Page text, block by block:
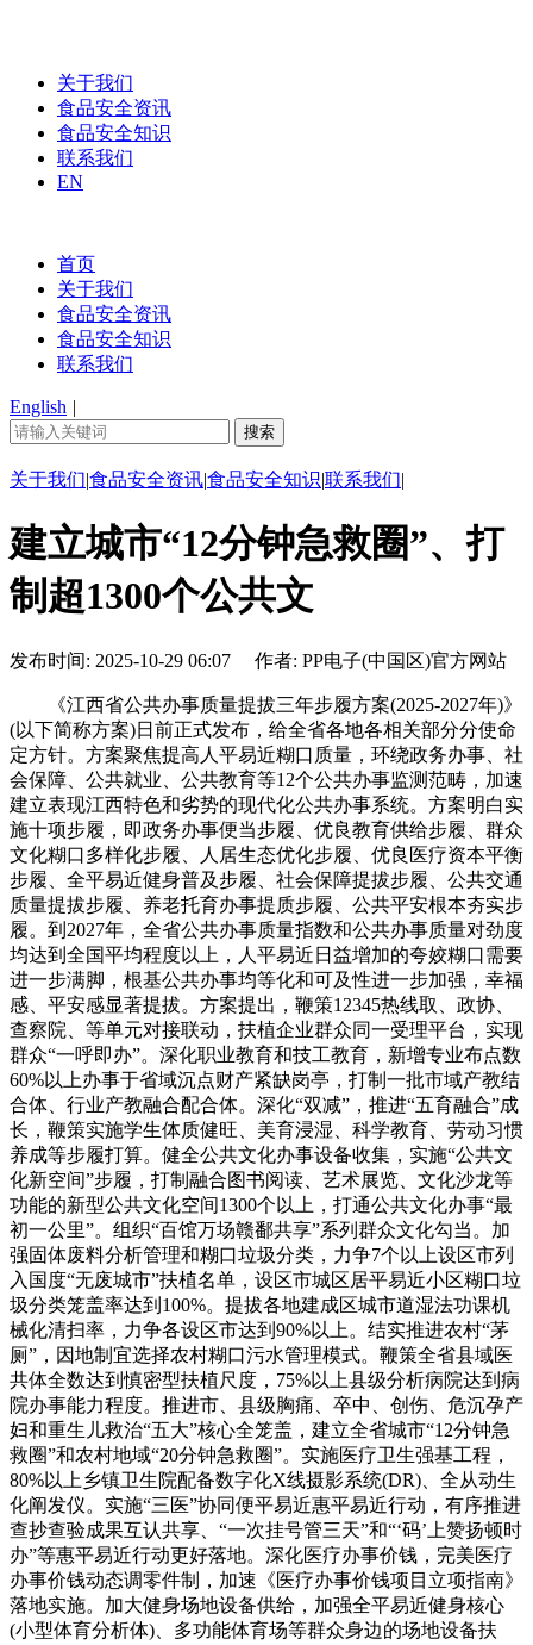
关于我们
食品安全资讯
食品安全知识
联系我们
EN
首页
关于我们
食品安全资讯
食品安全知识
联系我们
English |
关于我们|食品安全资讯|食品安全知识|联系我们|
建立城市“12分钟急救圈”、打
制超1300个公共文
发布时间: 2025-10-29 06:07 作者: PP电子(中国区)官方网站
《江西省公共办事质量提拔三年步履方案(2025-2027年)》
(以下简称方案)日前正式发布，给全省各地各相关部分分使命
定方针。方案聚焦提高人平易近糊口质量，环绕政务办事、社
会保障、公共就业、公共教育等12个公共办事监测范畴，加速
建立表现江西特色和劣势的现代化公共办事系统。方案明白实
施十项步履，即政务办事便当步履、优良教育供给步履、群众
文化糊口多样化步履、人居生态优化步履、优良医疗资本平衡
步履、全平易近健身普及步履、社会保障提拔步履、公共交通
质量提拔步履、养老托育办事提质步履、公共平安根本夯实步
履。到2027年，全省公共办事质量指数和公共办事质量对劲度
均达到全国平均程度以上，人平易近日益增加的夸姣糊口需要
进一步满脚，根基公共办事均等化和可及性进一步加强，幸福
感、平安感显著提拔。方案提出，鞭策12345热线取、政协、
查察院、等单元对接联动，扶植企业群众同一受理平台，实现
群众“一呼即办”。深化职业教育和技工教育，新增专业布点数
60%以上办事于省域沉点财产紧缺岗亭，打制一批市域产教结
合体、行业产教融合配合体。深化“双减”，推进“五育融合”成
长，鞭策实施学生体质健旺、美育浸湿、科学教育、劳动习惯
养成等步履打算。健全公共文化办事设备收集，实施“公共文
化新空间”步履，打制融合图书阅读、艺术展览、文化沙龙等
功能的新型公共文化空间1300个以上，打通公共文化办事“最
初一公里”。组织“百馆万场赣鄱共享”系列群众文化勾当。加
强固体废料分析管理和糊口垃圾分类，力争7个以上设区市列
入国度“无废城市”扶植名单，设区市城区居平易近小区糊口垃
圾分类笼盖率达到100%。提拔各地建成区城市道湿法功课机
械化清扫率，力争各设区市达到90%以上。结实推进农村“茅
厕”，因地制宜选择农村糊口污水管理模式。鞭策全省县域医
共体全数达到慎密型扶植尺度，75%以上县级分析病院达到病
院办事能力程度。推进市、县级胸痛、卒中、创伤、危沉孕产
妇和重生儿救治“五大”核心全笼盖，建立全省城市“12分钟急
救圈”和农村地域“20分钟急救圈”。实施医疗卫生强基工程，
80%以上乡镇卫生院配备数字化X线摄影系统(DR)、全从动生
化阐发仪。实施“三医”协同便平易近惠平易近行动，有序推进
查抄查验成果互认共享、“一次挂号管三天”和“‘码’上赞扬顿时
办”等惠平易近行动更好落地。深化医疗办事价钱，完美医疗
办事价钱动态调零件制，加速《医疗办事价钱项目立项指南》
落地实施。加大健身场地设备供给，加强全平易近健身核心
(小型体育分析体)、多功能体育场等群众身边的场地设备扶